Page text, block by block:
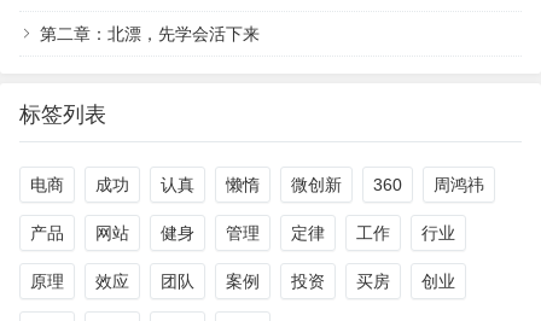
第二章：北漂，先学会活下来
标签列表
电商 成功 认真 懒惰 微创新 360 周鸿祎
产品 网站 健身 管理 定律 工作 行业
原理 效应 团队 案例 投资 买房 创业